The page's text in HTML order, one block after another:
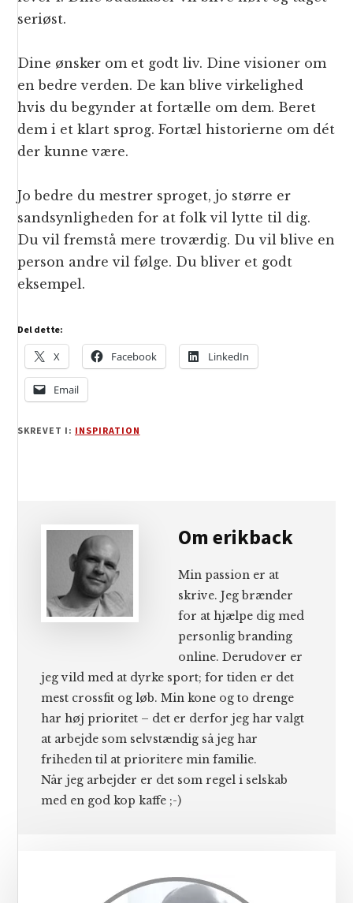
seriøst.
Dine ønsker om et godt liv. Dine visioner om
en bedre verden. De kan blive virkelighed
hvis du begynder at fortælle om dem. Beret
dem i et klart sprog. Fortæl historierne om dét
der kunne være.
Jo bedre du mestrer sproget, jo større er
sandsynligheden for at folk vil lytte til dig.
Du vil fremstå mere troværdig. Du vil blive en
person andre vil følge. Du bliver et godt
eksempel.
Del dette:
X Facebook LinkedIn
Email
SKREVET I: INSPIRATION
Omerikback
Min passion er at
skrive. Jeg brænder
for at hjælpe dig med
personlig branding
online. Derudover er
jeg vild med at dyrke sport; for tiden er det
mest crossfit og løb. Min kone og to drenge
har høj prioritet – det er derfor jeg har valgt
at arbejde som selvstændig så jeg har
friheden til at prioritere min familie.
Når jeg arbejder er det som regel i selskab
med en god kop kaffe ;-)